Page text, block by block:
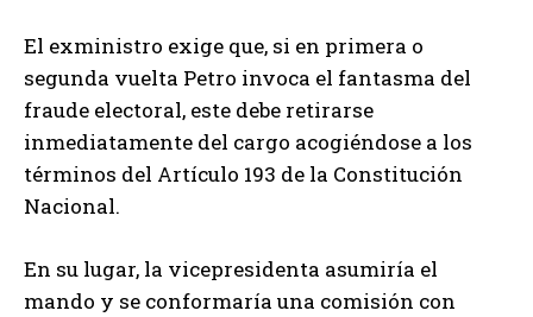
El exministro exige que, si en primera o
segunda vuelta Petro invoca el fantasma del
fraude electoral, este debe retirarse
inmediatamente del cargo acogiéndose a los
términos del Artículo 193 de la Constitución
Nacional.
En su lugar, la vicepresidenta asumiría el
mando y se conformaría una comisión con